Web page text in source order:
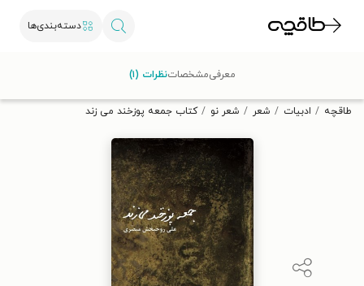
دسته‌بندی‌ها
تخفیف از طاقچه دریافت کن.
طاقچه ادبیات شعر شعر نو کتاب جمعه پوزخند می زند
معرفیمشخصاتنظرات (۱)